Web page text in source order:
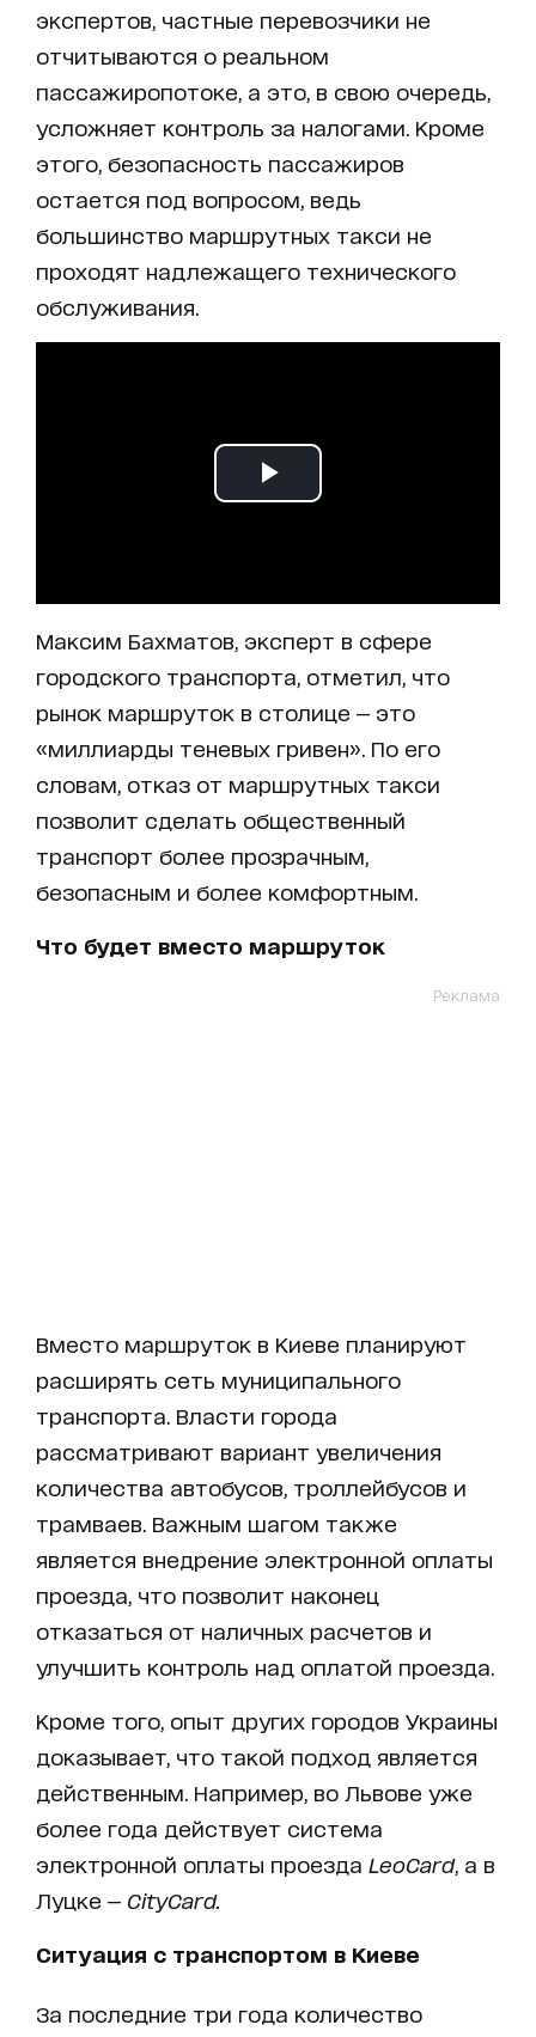
экспертов, частные перевозчики не
отчитываются о реальном
пассажиропотоке, а это, в свою очередь,
усложняет контроль за налогами. Кроме
этого, безопасность пассажиров
остается под вопросом, ведь
большинство маршрутных такси не
проходят надлежащего технического
обслуживания.
Максим Бахматов, эксперт в сфере
городского транспорта, отметил, что
рынок маршруток в столице — это
«миллиарды теневых гривен». По его
словам, отказ от маршрутных такси
позволит сделать общественный
транспорт более прозрачным,
безопасным и более комфортным.
Что будет вместо маршруток
Реклама
Вместо маршруток в Киеве планируют
расширять сеть муниципального
транспорта. Власти города
рассматривают вариант увеличения
количества автобусов, троллейбусов и
трамваев. Важным шагом также
является внедрение электронной оплаты
проезда, что позволит наконец
отказаться от наличных расчетов и
улучшить контроль над оплатой проезда.
Кроме того, опыт других городов Украины
доказывает, что такой подход является
действенным. Например, во Львове уже
более года действует система
электронной оплаты проезда LeoCard, а в
Луцке — CityCard.
Ситуация с транспортом в Киеве
За последние три года количество